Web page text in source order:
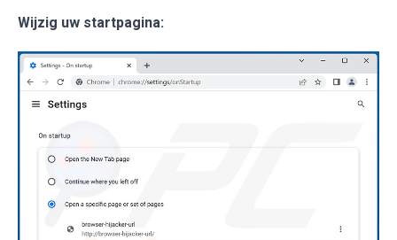
Wijzig uw startpagina: